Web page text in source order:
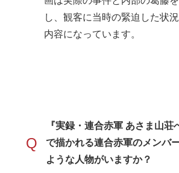
し、観客に当時の緊迫した状
内容になっています。
Q
『実録・連合赤軍 あさま山荘
で描かれる連合赤軍のメンバ
ような人物がいますか？